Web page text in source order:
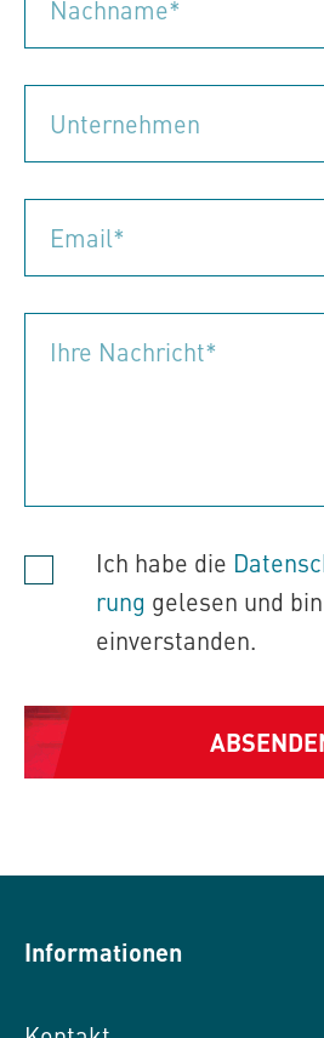
Ich habe die
rung gelesen und
einver­standen.
Informationen